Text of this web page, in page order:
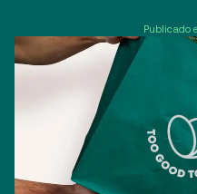
Publicado